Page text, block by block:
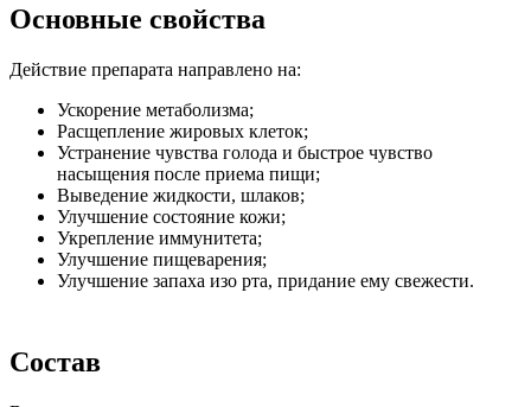
Основные свойства
Действие препарата направлено на:
Ускорение метаболизма;
Расщепление жировых клеток;
Устранение чувства голода и быстрое чувство
насыщения после приема пищи;
Выведение жидкости, шлаков;
Улучшение состояние кожи;
Укрепление иммунитета;
Улучшение пищеварения;
Улучшение запаха изо рта, придание ему свежести.
Состав